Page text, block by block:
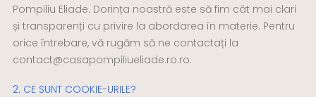
Pompiliu Eliade. Dorința noastră este să fim cât mai clari
și transparenți cu privire la abordarea în materie. Pentru
orice întrebare, vă rugăm să ne contactați la
contact@casapompiliueliade.ro.ro.
2. CE SUNT COOKIE-URILE?